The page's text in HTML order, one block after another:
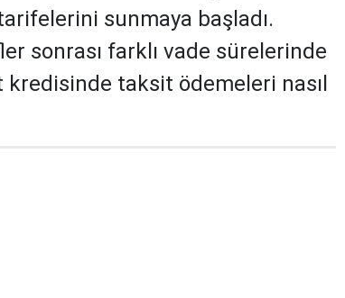
sunmaya başladı.
sonrası farklı vade sürelerinde
kredisinde taksit ödemeleri nasıl